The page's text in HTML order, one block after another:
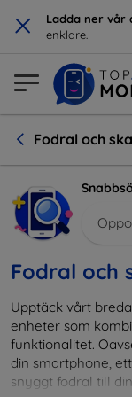
× Ladda ner vår
enklare.
Fodral och
Fodral och
Upptäck vårt
enheter som
funktionalitet.
din smartphone,
snyggt fodral till